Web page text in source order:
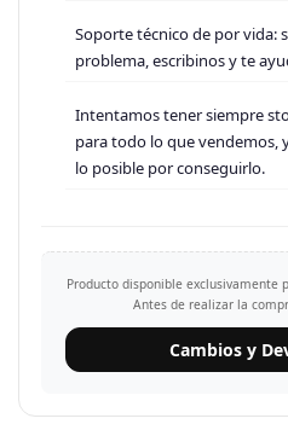
Soporte técnico de por vida:
problema, escribinos y te
Intentamos tener siempre
para todo lo que vendemos,
lo posible por conseguirlo.
Producto disponible exclusivamente
Antes de realizar la
Cambios y